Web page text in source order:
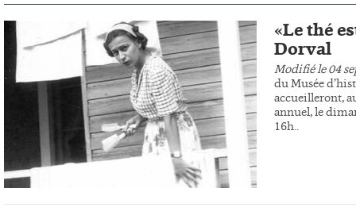
«Le thé
Dorval
Modifié le 04
du Musée
accueilleront,
annuel, le
16h..